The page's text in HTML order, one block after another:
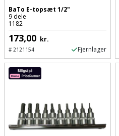
Stemmejern
Stige
Stillads
Tænger
Tagpapbrænder
Tapetværktøj
Nedbrydningshammer
Overfræser
Overfræsertilbehør
Polermaskine
Rillefræser
Røreværk
Sikkerhed
i
hjemmet
Skadedyrsbekæmpelse
Skydelåge
BaTo E-topsæt 1/2"
9 dele
1182
173,00 kr.
#2121154 Fjernlager